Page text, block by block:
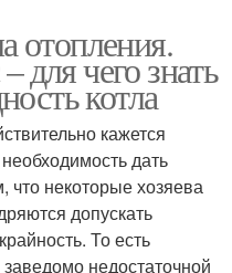
отопления.
для чего знать
котла
кажется
дать
что некоторые хозяева
допускать
То есть
недостаточной